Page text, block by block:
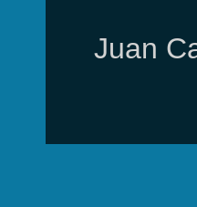
Juan